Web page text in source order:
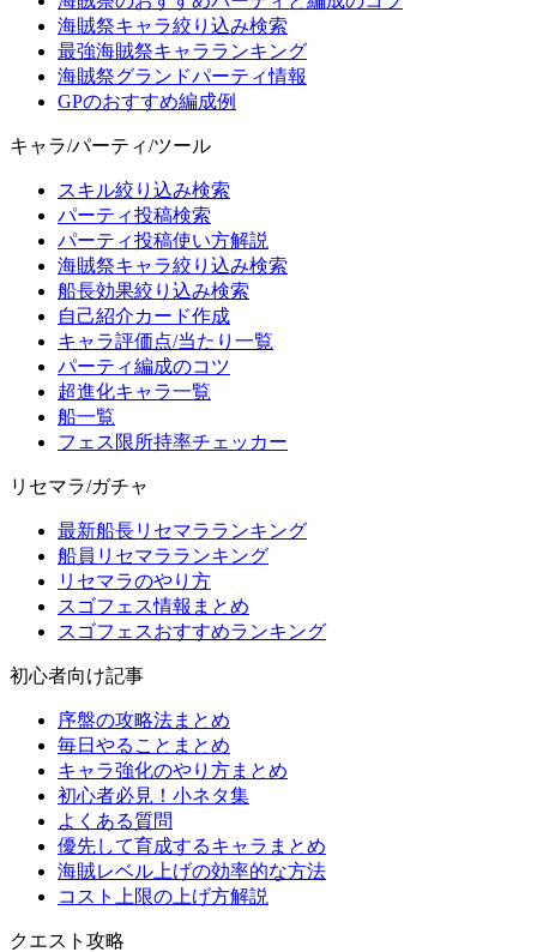
海賊祭キャラ絞り込み検索
最強海賊祭キャラランキング
海賊祭グランドパーティ情報
GPのおすすめ編成例
キャラ/パーティ/ツール
スキル絞り込み検索
パーティ投稿検索
パーティ投稿使い方解説
海賊祭キャラ絞り込み検索
船長効果絞り込み検索
自己紹介カード作成
キャラ評価点/当たり一覧
パーティ編成のコツ
超進化キャラ一覧
船一覧
フェス限所持率チェッカー
リセマラ/ガチャ
最新船長リセマラランキング
船員リセマラランキング
リセマラのやり方
スゴフェス情報まとめ
スゴフェスおすすめランキング
初心者向け記事
序盤の攻略法まとめ
毎日やることまとめ
キャラ強化のやり方まとめ
初心者必見！小ネタ集
よくある質問
優先して育成するキャラまとめ
海賊レベル上げの効率的な方法
コスト上限の上げ方解説
クエスト攻略